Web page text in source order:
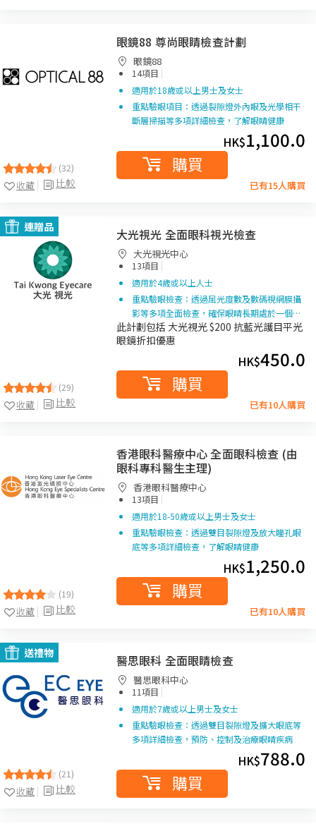
(32)
比較
收藏
眼鏡88 尊尚眼睛檢查計劃
眼鏡88
14項目 |
適用於18歲或以上男士及女士
重點驗眼項目：透過裂隙燈外內眼及光學相干
斷層掃描等多項詳細檢查，了解眼睛健康
HK$1,100.0
購買
已有15人購買
連贈品
(29)
比較
收藏
大光視光 全面眼科視光檢查
大光視光中心
13項目 |
適用於4歲或以上人士
重點驗眼檢查：透過屈光度數及數碼視網膜攝
影等多項全面檢查，確保眼睛長期處於一個…
此計劃包括 大光視光 $200 抗藍光護目平光
眼鏡折扣優惠
HK$450.0
購買
已有10人購買
(19)
比較
收藏
香港眼科醫療中心 全面眼科檢查 (由
眼科專科醫生主理)
香港眼科醫療中心
13項目 |
適用於18-50歲或以上男士及女士
重點驗眼檢查：透過雙目裂隙燈及放大瞳孔眼
底等多項詳細檢查，了解眼睛健康
HK$1,250.0
購買
已有10人購買
送禮物
(21)
比較
收藏
醫思眼科 全面眼睛檢查
醫思眼科中心
11項目 |
適用於7歲或以上男士及女士
重點驗眼檢查：透過雙目裂隙燈及擴大眼底等
多項詳細檢查，預防、控制及治療眼睛疾病
HK$788.0
購買